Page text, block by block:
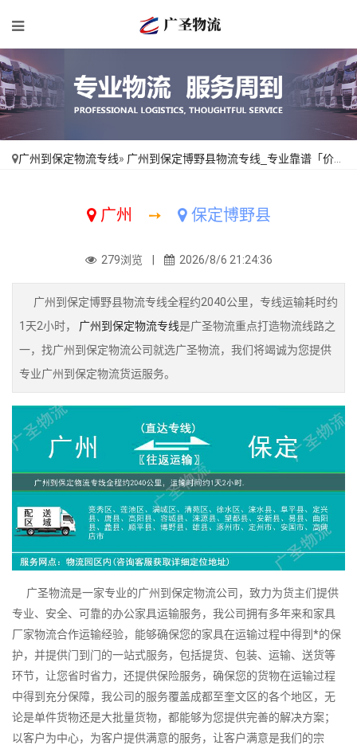
广州到保定物流专线» 广州到保定博野县物流专线_专业靠谱「价位合理」
广州 ➙ 保定博野县
279浏览 | 2026/8/6 21:24:36
广州到保定博野县物流专线全程约2040公里，专线运输耗时约
1天2小时， 广州到保定物流专线是广圣物流重点打造物流线路之
一，找广州到保定物流公司就选广圣物流，我们将竭诚为您提供
专业广州到保定物流货运服务。
广圣物流是一家专业的广州到保定物流公司，致力为货主们提供
专业、安全、可靠的办公家具运输服务，我公司拥有多年来和家具
厂家物流合作运输经验，能够确保您的家具在运输过程中得到*的保
护，并提供门到门的一站式服务，包括提货、包装、运输、送货等
环节，让您省时省力，还提供保险服务，确保您的货物在运输过程
中得到充分保障，我公司的服务覆盖成都至奎文区的各个地区，无
论是单件货物还是大批量货物，都能够为您提供完善的解决方案；
以客户为中心，为客户提供满意的服务，让客户满意是我们的宗